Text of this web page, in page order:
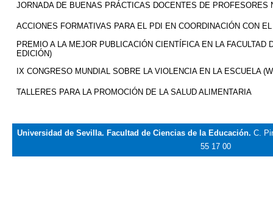
JORNADA DE BUENAS PRÁCTICAS DOCENTES DE PROFESORES
ACCIONES FORMATIVAS PARA EL PDI EN COORDINACIÓN CON
PREMIO A LA MEJOR PUBLICACIÓN CIENTÍFICA EN LA FACULTAD
EDICIÓN)
IX CONGRESO MUNDIAL SOBRE LA VIOLENCIA EN LA ESCUELA
TALLERES PARA LA PROMOCIÓN DE LA SALUD ALIMENTARIA
Universidad de Sevilla. Facultad de Ciencias de la Educación. C.
55 17 00